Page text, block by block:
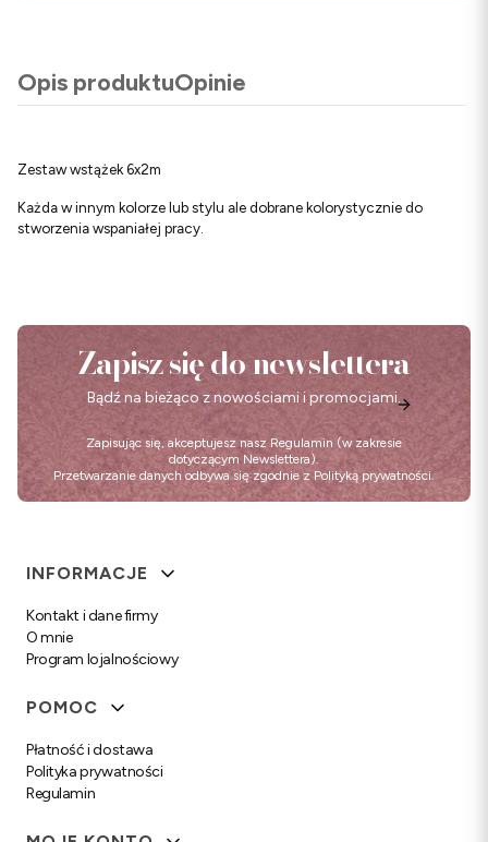
Opis produktuOpinie
Zestaw wstążek 6x2m
Każda w innym kolorze lub stylu ale dobrane kolorystycznie do
stworzenia wspaniałej pracy.
Zapisz się do newslettera
Bądź na bieżąco z nowościami i promocjami.
Zapisując się, akceptujesz nasz Regulamin (w zakresie
dotyczącym Newslettera).
Przetwarzanie danych odbywa się zgodnie z Polityką prywatności.
Linki w stopce
INFORMACJE
Kontakt i dane firmy
O mnie
Program lojalnościowy
POMOC
Płatność i dostawa
Polityka prywatności
Regulamin